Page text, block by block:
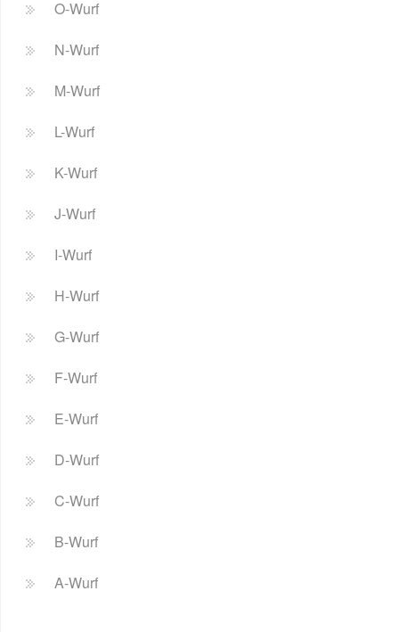
O-Wurf
N-Wurf
M-Wurf
L-Wurf
K-Wurf
J-Wurf
I-Wurf
H-Wurf
G-Wurf
F-Wurf
E-Wurf
D-Wurf
C-Wurf
B-Wurf
A-Wurf